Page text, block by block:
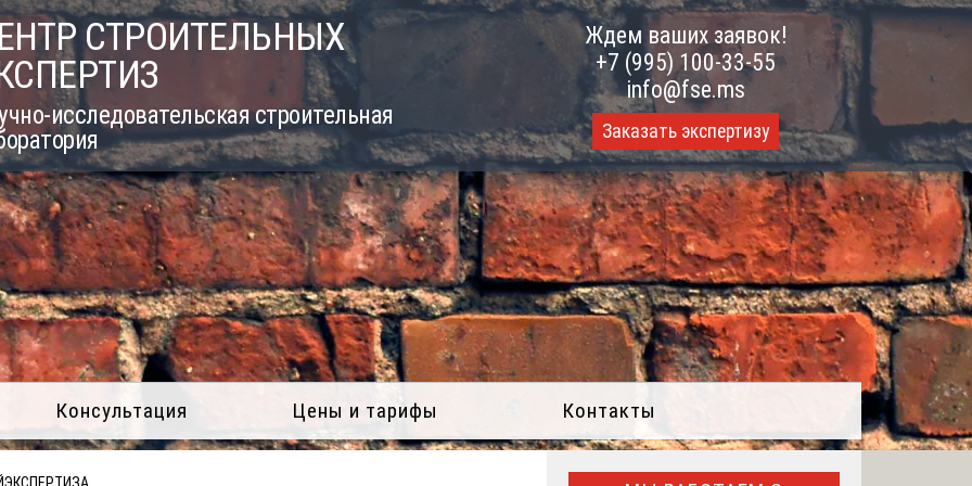
СТРОИТЕЛЬНЫХ
исследовательская строительная
Ждем ваших заявок!
+7 (995) 100-33-55
info@fse.ms
Заказать экспертизу
Консультация Цены и тарифы Контакты